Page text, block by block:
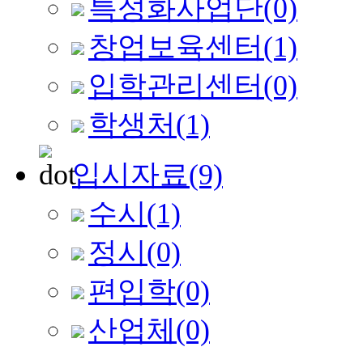
특성화사업단(0)
창업보육센터 (1)
입학관리센터 (0)
학생처 (1)
입시자료(9)
수시 (1)
정시 (0)
편입학(0)
산업체 (0)